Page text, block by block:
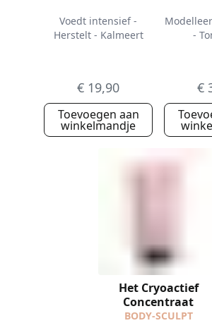
Voedt intensief -
Herstelt - Kalmeert
€ 19,90
Toevoegen aan
winkelmandje
-
€
Het Cryoactief
Concentraat
BODY-SCULPT